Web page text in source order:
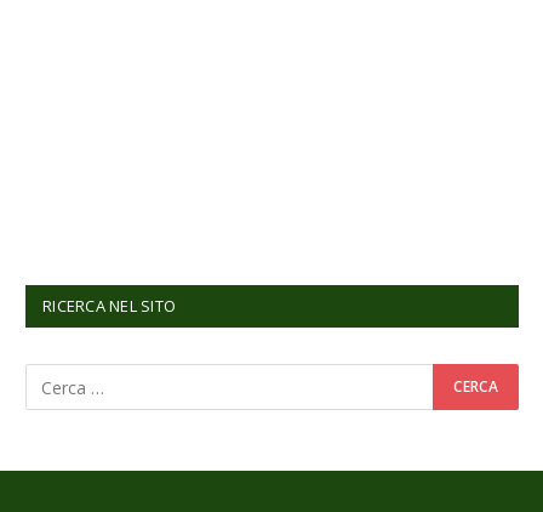
RICERCA NEL SITO